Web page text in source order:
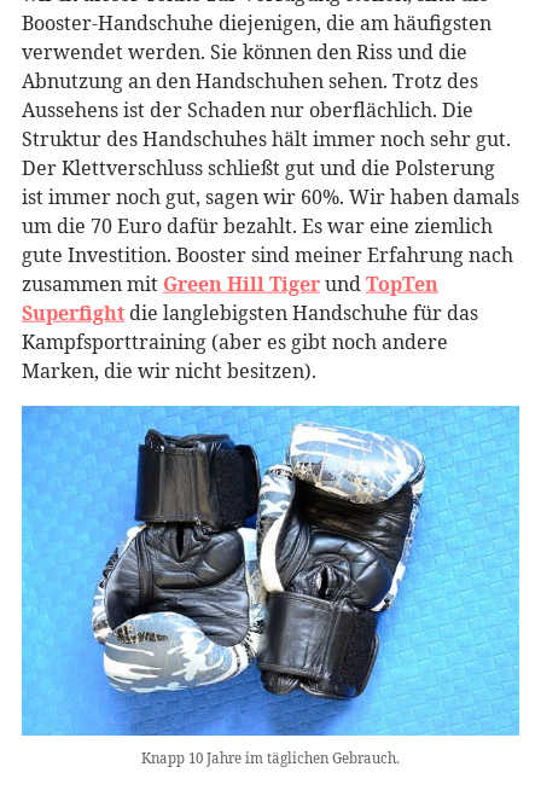
Booster-Handschuhe diejenigen, die am häufigsten
verwendet werden. Sie können den Riss und die
Abnutzung an den Handschuhen sehen. Trotz des
Aussehens ist der Schaden nur oberflächlich. Die
Struktur des Handschuhes hält immer noch sehr gut.
Der Klettverschluss schließt gut und die Polsterung
ist immer noch gut, sagen wir 60%. Wir haben damals
um die 70 Euro dafür bezahlt. Es war eine ziemlich
gute Investition. Booster sind meiner Erfahrung nach
zusammen mit Green Hill TigerundTopTen
Superfightdie langlebigsten Handschuhe für das
Kampfsporttraining (aber es gibt noch andere
Marken, die wir nicht besitzen).
Knapp 10 Jahre im täglichen Gebrauch.